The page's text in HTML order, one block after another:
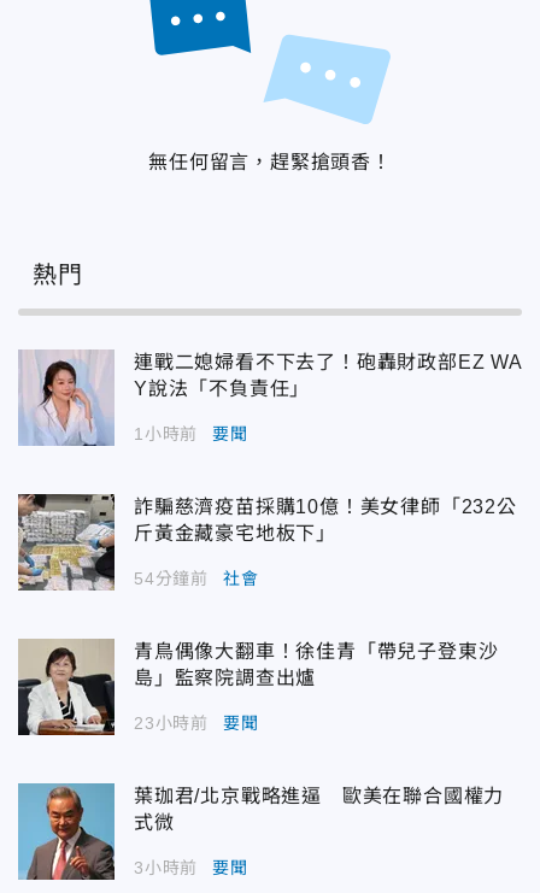
無任何留言，趕緊搶頭香！
熱門
連戰二媳婦看不下去了！砲轟財政部EZ WA
Y說法「不負責任」
1小時前 要聞
詐騙慈濟疫苗採購10億！美女律師「232公
斤黃金藏豪宅地板下」
54分鐘前 社會
青鳥偶像大翻車！徐佳青「帶兒子登東沙
島」監察院調查出爐
23小時前 要聞
葉珈君/北京戰略進逼 歐美在聯合國權力
式微
3小時前 要聞